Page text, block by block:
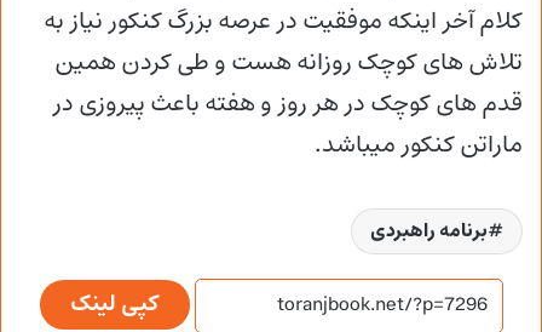
کلام آخر اینکه موفقیت در عرصه بزرگ کنکور نیاز به
تلاش های کوچک روزانه هست و طی کردن همین
قدم های کوچک در هر روز و هفته باعث پیروزی در
ماراتن کنکور میباشد.
برنامه راهبردی
کپی لینک